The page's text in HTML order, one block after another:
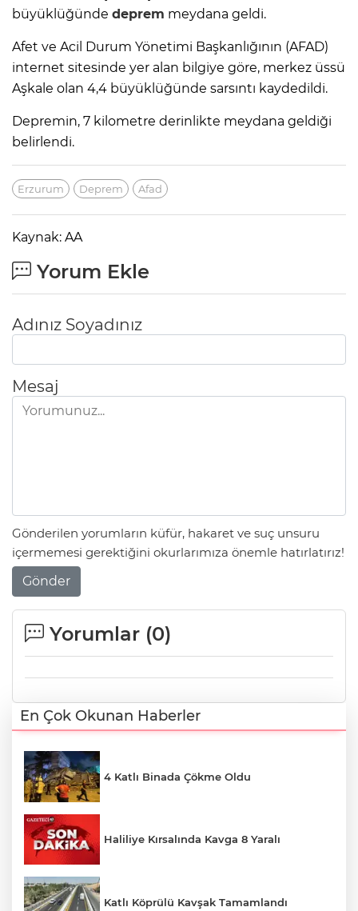
büyüklüğünde deprem meydana geldi.
Afet ve Acil Durum Yönetimi Başkanlığının (AFAD)
internet sitesinde yer alan bilgiye göre, merkez üssü
Aşkale olan 4,4 büyüklüğünde sarsıntı kaydedildi.
Depremin, 7 kilometre derinlikte meydana geldiği
belirlendi.
Erzurum Deprem Afad
Kaynak: AA
Yorum Ekle
Adınız Soyadınız
Mesaj
Gönderilen yorumların küfür, hakaret ve suç unsuru
içermemesi gerektiğini okurlarımıza önemle hatırlatırız!
Gönder
Yorumlar (0)
En Çok Okunan Haberler
4 Katlı Binada Çökme Oldu
Haliliye Kırsalında Kavga 8 Yaralı
Katlı Köprülü Kavşak Tamamlandı